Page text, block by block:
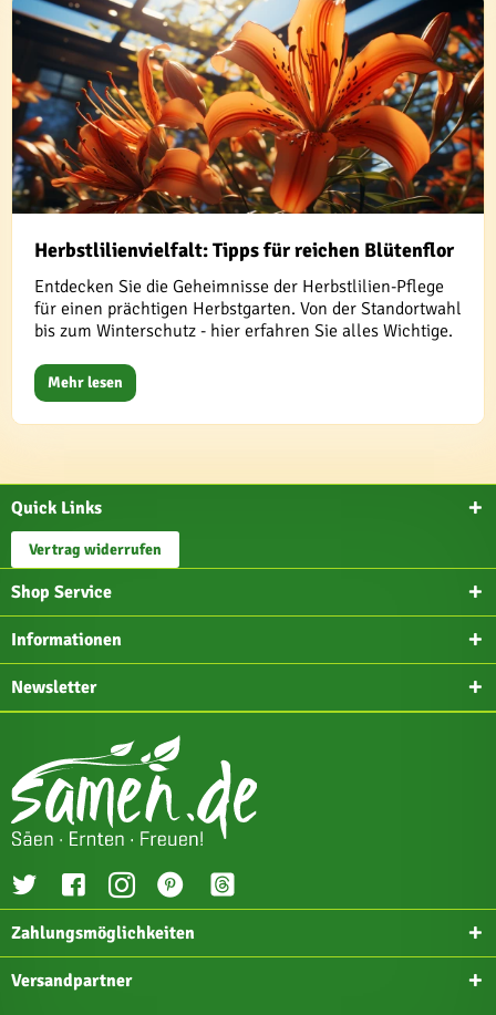
Herbstlilienvielfalt: Tipps für reichen Blütenflor
Entdecken Sie die Geheimnisse der Herbstlilien-Pflege
für einen prächtigen Herbstgarten. Von der Standortwahl
bis zum Winterschutz - hier erfahren Sie alles Wichtige.
Mehr lesen
Quick Links
Vertrag widerrufen
Shop Service
Informationen
Newsletter
Zahlungsmöglichkeiten
Versandpartner